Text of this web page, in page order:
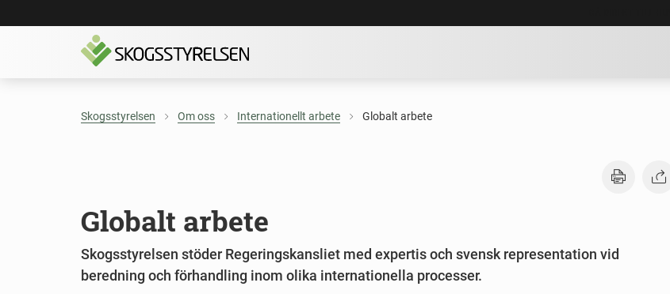
Skogsstyrelsen Om oss Internationellt arbete Globalt arbete
Globalt arbete
Skogsstyrelsen stöder Regeringskansliet med expertis och svensk representation vid
beredning och förhandling inom olika internationella processer.